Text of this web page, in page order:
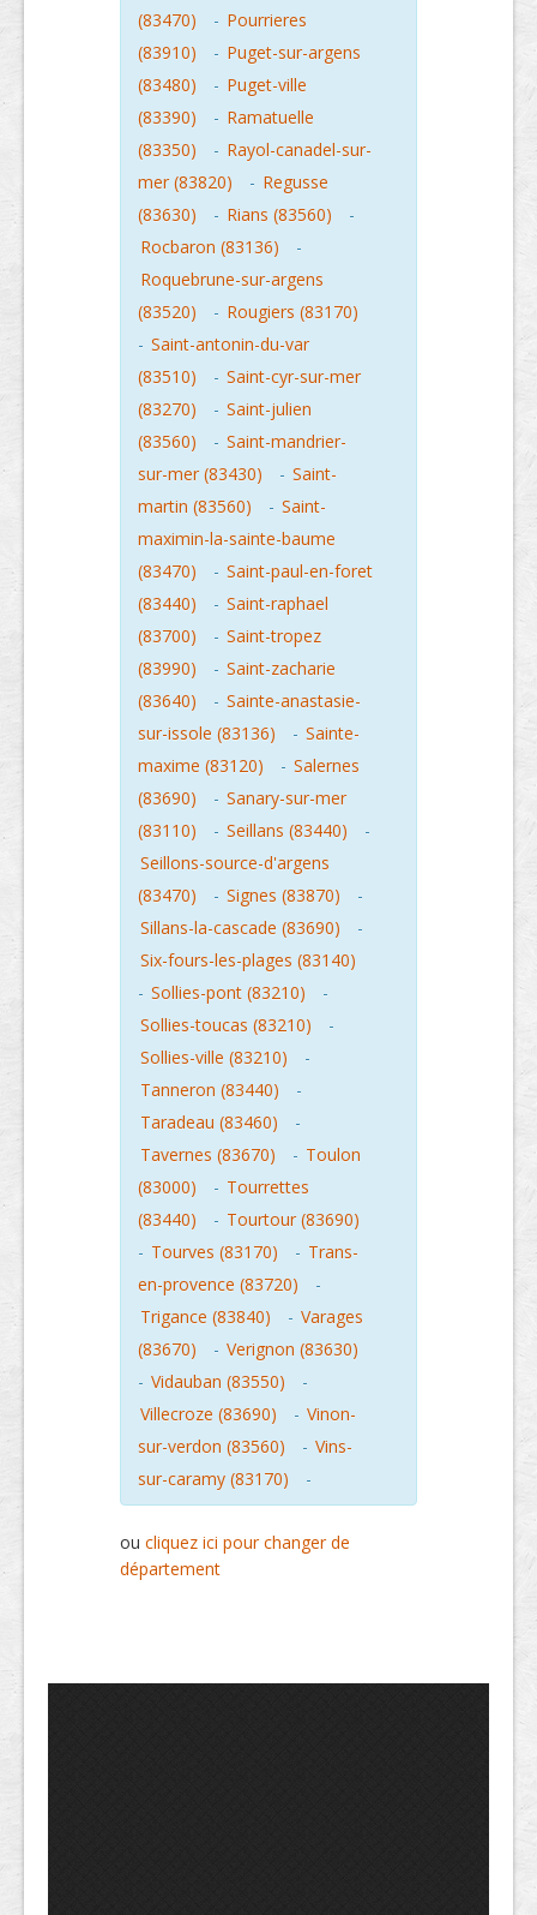
(83470)
- Pourrieres
(83910)
- Puget-sur-argens
(83480)
- Puget-ville
(83390)
- Ramatuelle
(83350)
- Rayol-canadel-sur-
mer (83820)
- Regusse
(83630)
- Rians (83560)
-
Rocbaron (83136)
-
Roquebrune-sur-argens
(83520)
- Rougiers (83170)
- Saint-antonin-du-var
(83510)
- Saint-cyr-sur-mer
(83270)
- Saint-julien
(83560)
- Saint-mandrier-
sur-mer (83430)
- Saint-
martin (83560)
- Saint-
maximin-la-sainte-baume
(83470)
- Saint-paul-en-foret
(83440)
- Saint-raphael
(83700)
- Saint-tropez
(83990)
- Saint-zacharie
(83640)
- Sainte-anastasie-
sur-issole (83136)
- Sainte-
maxime (83120)
- Salernes
(83690)
- Sanary-sur-mer
(83110)
- Seillans (83440)
-
Seillons-source-d'argens
(83470)
- Signes (83870)
-
Sillans-la-cascade (83690)
-
Six-fours-les-plages (83140)
- Sollies-pont (83210)
-
Sollies-toucas (83210)
-
Sollies-ville (83210)
-
Tanneron (83440)
-
Taradeau (83460)
-
Tavernes (83670)
- Toulon
(83000)
- Tourrettes
(83440)
- Tourtour (83690)
- Tourves (83170) - Trans-
en-provence (83720)
-
Trigance (83840)
- Varages
(83670)
- Verignon (83630)
- Vidauban (83550)
-
Villecroze (83690)
- Vinon-
sur-verdon (83560)
- Vins-
sur-caramy (83170)
-
ou cliquez ici pour changer de
département